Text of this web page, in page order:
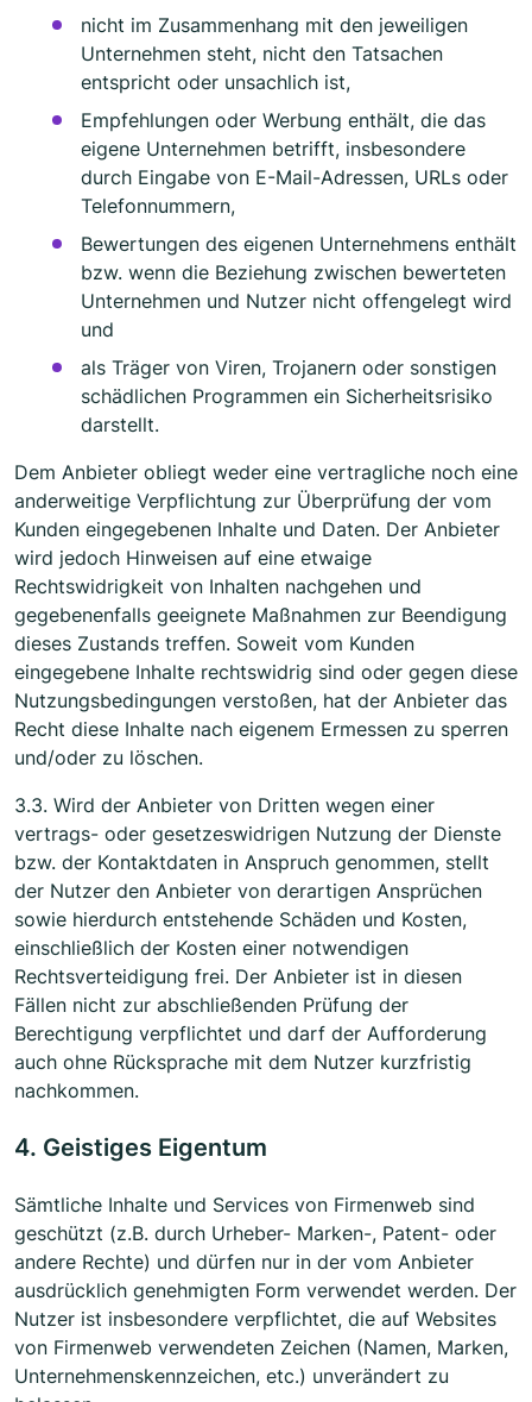
nicht im Zusammenhang mit den jeweiligen
Unternehmen steht, nicht den Tatsachen
entspricht oder unsachlich ist,
Empfehlungen oder Werbung enthält, die das
eigene Unternehmen betrifft, insbesondere
durch Eingabe von E-Mail-Adressen, URLs oder
Telefonnummern,
Bewertungen des eigenen Unternehmens enthält
bzw. wenn die Beziehung zwischen bewerteten
Unternehmen und Nutzer nicht offengelegt wird
und
als Träger von Viren, Trojanern oder sonstigen
schädlichen Programmen ein Sicherheitsrisiko
darstellt.
Dem Anbieter obliegt weder eine vertragliche noch eine
anderweitige Verpflichtung zur Überprüfung der vom
Kunden eingegebenen Inhalte und Daten. Der Anbieter
wird jedoch Hinweisen auf eine etwaige
Rechtswidrigkeit von Inhalten nachgehen und
gegebenenfalls geeignete Maßnahmen zur Beendigung
dieses Zustands treffen. Soweit vom Kunden
eingegebene Inhalte rechtswidrig sind oder gegen diese
Nutzungsbedingungen verstoßen, hat der Anbieter das
Recht diese Inhalte nach eigenem Ermessen zu sperren
und/oder zu löschen.
3.3. Wird der Anbieter von Dritten wegen einer
vertrags- oder gesetzeswidrigen Nutzung der Dienste
bzw. der Kontaktdaten in Anspruch genommen, stellt
der Nutzer den Anbieter von derartigen Ansprüchen
sowie hierdurch entstehende Schäden und Kosten,
einschließlich der Kosten einer notwendigen
Rechtsverteidigung frei. Der Anbieter ist in diesen
Fällen nicht zur abschließenden Prüfung der
Berechtigung verpflichtet und darf der Aufforderung
auch ohne Rücksprache mit dem Nutzer kurzfristig
nachkommen.
4. Geistiges Eigentum
Sämtliche Inhalte und Services von Firmenweb sind
geschützt (z.B. durch Urheber- Marken-, Patent- oder
andere Rechte) und dürfen nur in der vom Anbieter
ausdrücklich genehmigten Form verwendet werden. Der
Nutzer ist insbesondere verpflichtet, die auf Websites
von Firmenweb verwendeten Zeichen (Namen, Marken,
Unternehmenskennzeichen, etc.) unverändert zu